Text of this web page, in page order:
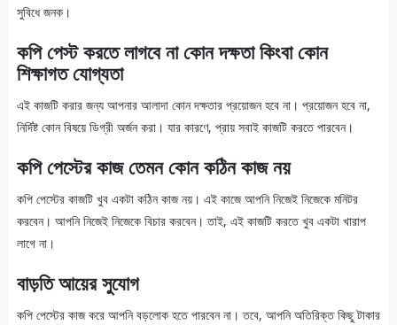
সুবিধে জনক।
কপি পেস্ট করতে লাগবে না কোন দক্ষতা কিংবা কোন
শিক্ষাগত যোগ্যতা
এই কাজটি করার জন্য আপনার আলাদা কোন দক্ষতার প্রয়োজন হবে না। প্রয়োজন হবে না,
নির্দিষ্ট কোন বিষয়ে ডিগ্রী অর্জন করা। যার কারণে, প্রায় সবাই কাজটি করতে পারবেন।
কপি পেস্টের কাজ তেমন কোন কঠিন কাজ নয়
কপি পেস্টের কাজটি খুব একটা কঠিন কাজ নয়। এই কাজে আপনি নিজেই নিজেকে মনিটর
করবেন। আপনি নিজেই নিজেকে বিচার করবেন। তাই, এই কাজটি করতে খুব একটা খারাপ
লাগে না।
বাড়তি আয়ের সুযোগ
কপি পেস্টের কাজ করে আপনি বড়লোক হতে পারবেন না। তবে, আপনি অতিরিক্ত কিছু টাকার